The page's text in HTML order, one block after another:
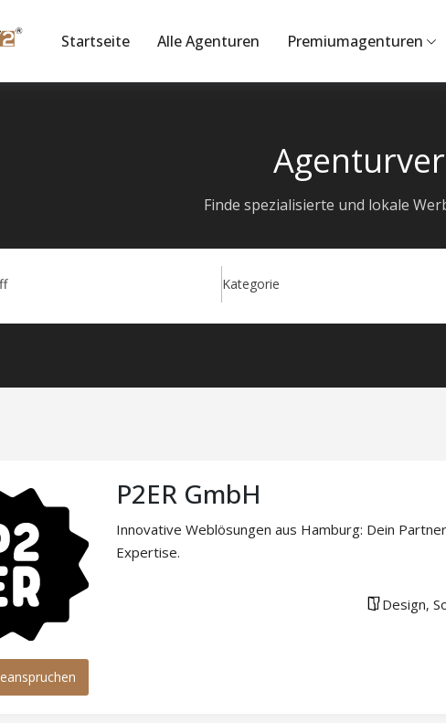
Startseite Alle Agenturen Premiumagenturen
Finde spezialisierte und lokale
Kategorie
P2ER GmbH
Innovative Weblösungen aus Hamburg: Dein
Expertise.
Design,